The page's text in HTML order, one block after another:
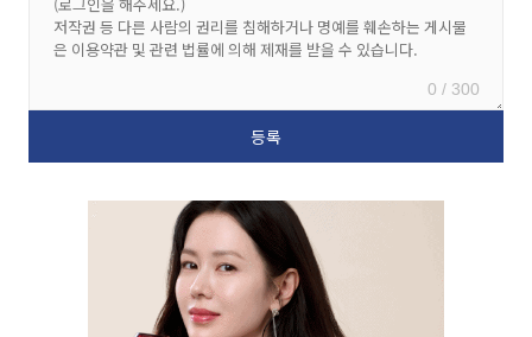
0 / 300